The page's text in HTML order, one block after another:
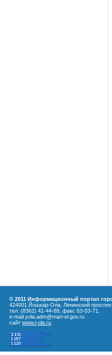
© 2011 Информационный портал
424001 Йошкар-Ола, Ленинский
тел. (8362) 41-44-89, факс 63-03-71,
e-mail yola.adm@mari-el.gov.ru
сайт www.i-ola.ru